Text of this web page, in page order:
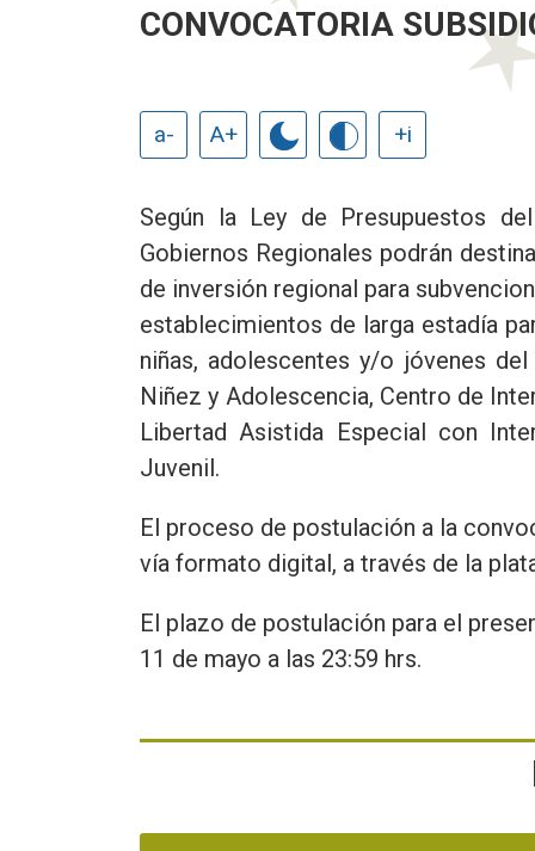
CONVOCATORIA
a- A+ +i
Según la Ley de Presupuestos
Gobiernos Regionales podrán
de inversión regional para
establecimientos de larga estadía
niñas, adolescentes y/o jóvenes
Niñez y Adolescencia, Centro de
Libertad Asistida Especial con
Juvenil.
El proceso de postulación a la
vía formato digital, a través de la
El plazo de postulación para el
11 de mayo a las 23:59 hrs.